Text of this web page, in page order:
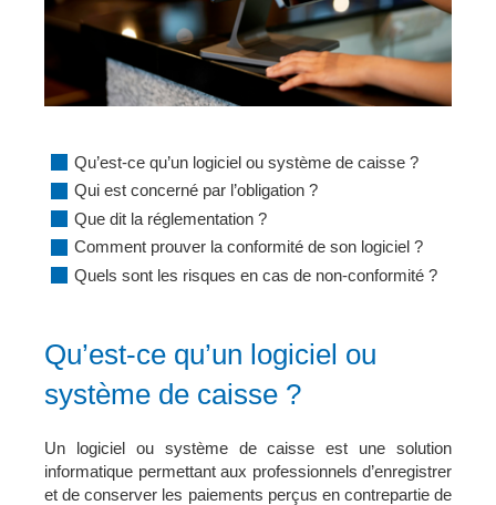
Qu’est-ce qu’un logiciel ou système de caisse ?
Qui est concerné par l’obligation ?
Que dit la réglementation ?
Comment prouver la conformité de son logiciel ?
Quels sont les risques en cas de non-conformité ?
Qu’est-ce qu’un logiciel ou
système de caisse ?
Un logiciel ou système de caisse est une solution
informatique permettant aux professionnels d’enregistrer
et de conserver les paiements perçus en contrepartie de